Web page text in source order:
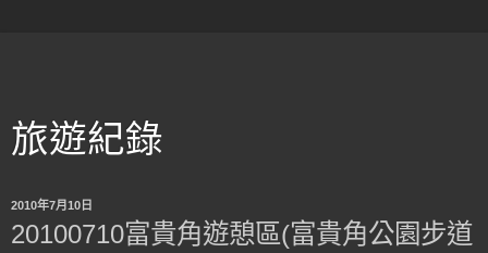
旅遊紀錄
2010年7月10日
20100710富貴角遊憩區(富貴角公園步道